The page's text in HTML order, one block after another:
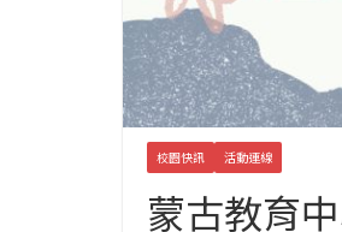
校園快訊 活動連線
蒙古教育